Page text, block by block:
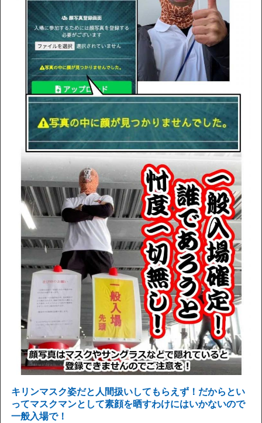
キリンマスク姿だと人間扱いしてもらえず！だからとい
ってマスクマンとして素顔を晒すわけにはいかないので
一般入場で！